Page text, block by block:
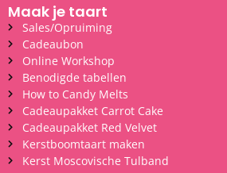
Maak je taart
Sales/Opruiming
Cadeaubon
Online Workshop
Benodigde tabellen
How to Candy Melts
Cadeaupakket Carrot Cake
Cadeaupakket Red Velvet
Kerstboomtaart maken
Kerst Moscovische Tulband